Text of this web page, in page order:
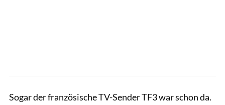
Sogar der französische TV-Sender TF3 war schon da.